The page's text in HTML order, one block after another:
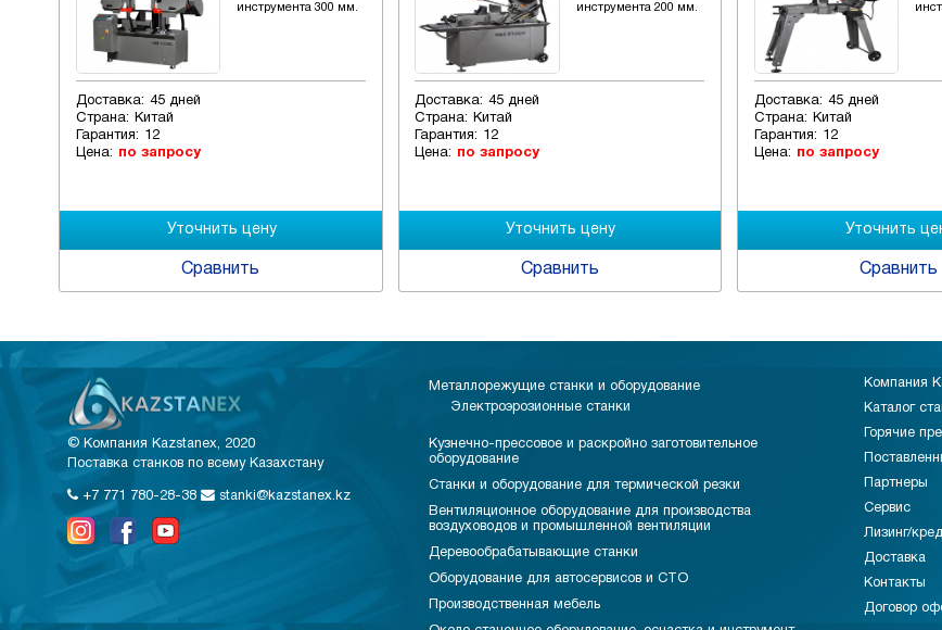
инструмента 200 мм.
Доставка: 45 дней
Страна: Китай
Гарантия:
12
Цена: по запросу
Сравнить
инструмента 125 мм.
Доставка: 45 дней
Страна: Китай
Гарантия:
12
Цена: по запросу
Сравнить
Доставка: 45 дней
Страна: Китай
Гарантия:
12
Цена: по запросу
Сравнить
© Компания Kazstanex, 2020
Поставка станков по всему Казахстану
+7 771 780-28-38 stanki@kazstanex.kz
Металлорежущие станки и оборудование
Электроэрозионные станки
Кузнечно-прессовое и раскройно заготовительное
оборудование
Станки и оборудование для термической резки
Вентиляционное оборудование для производства
воздуховодов и промышленной вентиляции
Деревообрабатывающие станки
Оборудование для автосервисов и СТО
Производственная мебель
Компания
Каталог
Горячие
Партнеры
Сервис
Лизинг/
Доставка
Контакты
Договор